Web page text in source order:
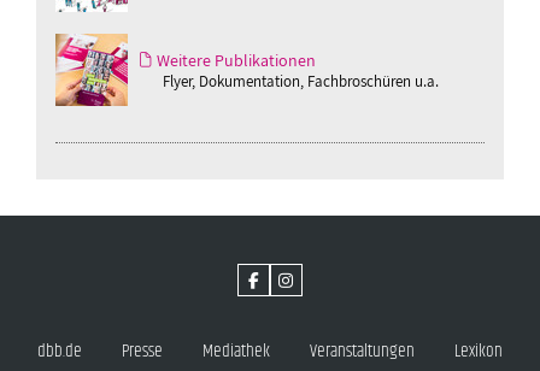
Weitere Publikationen
Flyer, Dokumentation, Fachbroschüren u.a.
dbb.de Presse Mediathek Veranstaltungen Lexikon